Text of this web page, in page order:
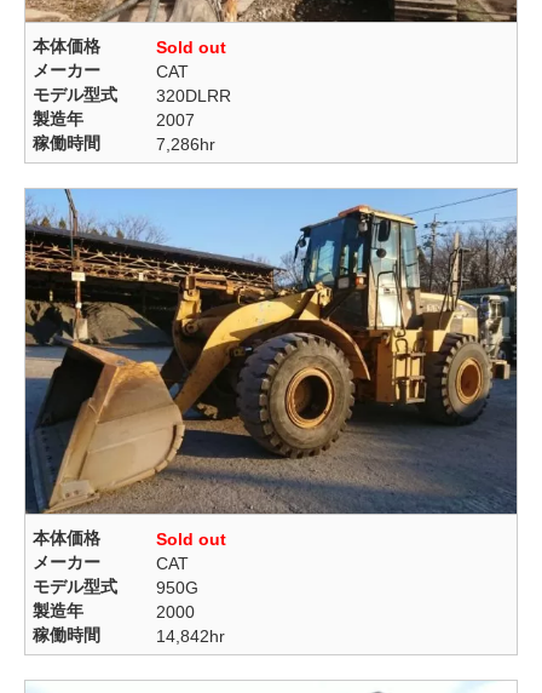
本体価格
Sold out
メーカー
CAT
モデル型式
320DLRR
製造年
2007
稼働時間
7,286hr
本体価格
Sold out
メーカー
CAT
モデル型式
950G
製造年
2000
稼働時間
14,842hr